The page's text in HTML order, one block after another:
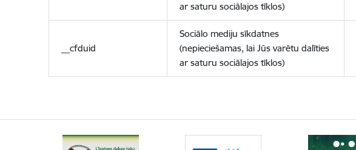
ar saturu sociālajos tīklos)
__cfduid
Sociālo mediju sīkdatnes
(nepieciešamas, lai Jūs varētu dalīties
ar saturu sociālajos tīklos)